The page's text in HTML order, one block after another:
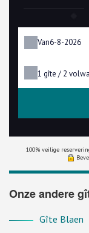
Van
1 gîte / 2
100% veilige
Onze andere
Gîte Blaen